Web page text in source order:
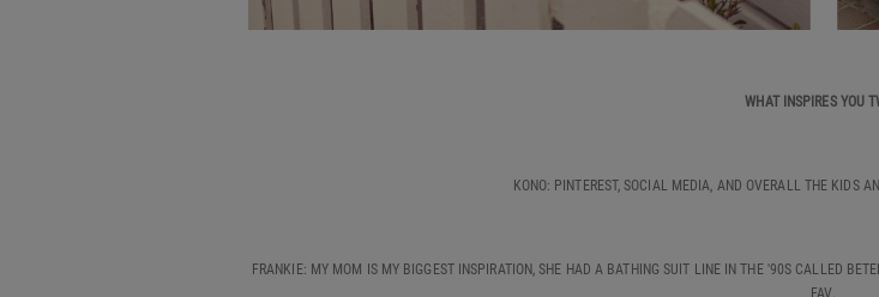
WHAT INSPIRES YOU
KONO: PINTEREST, SOCIAL MEDIA, AND OVERALL THE KIDS
FRANKIE: MY MOM IS MY BIGGEST INSPIRATION, SHE HAD A BATHING SUIT LINE IN THE '90S CALLED